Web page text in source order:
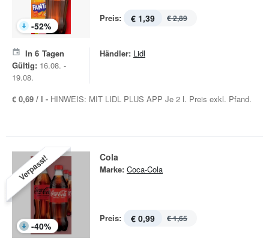
-52%
Preis: € 1,39 € 2,89
In 6 Tagen
Gültig: 16.08. -
19.08.
Händler: Lidl
€ 0,69 / l - HINWEIS: MIT LIDL PLUS APP Je 2 l. Preis exkl. Pfand.
Verpasst!
-40%
Cola
Marke: Coca-Cola
Preis: € 0,99 € 1,65